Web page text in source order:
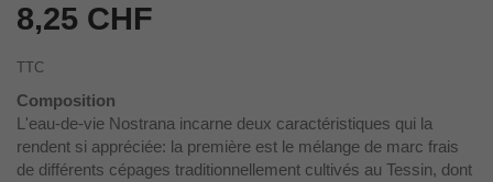
8,25 CHF
TTC
Composition
L'eau-de-vie Nostrana incarne deux caractéristiques qui la
rendent si appréciée: la première est le mélange de marc frais
de différents cépages traditionnellement cultivés au Tessin, dont